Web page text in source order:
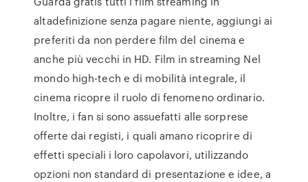
altadefinizione senza pagare niente, aggiungi ai
preferiti da non perdere film del cinema e
anche più vecchi in HD. Film in streaming Nel
mondo high-tech e di mobilità integrale, il
cinema ricopre il ruolo di fenomeno ordinario.
Inoltre, i fan si sono assuefatti alle sorprese
offerte dai registi, i quali amano ricoprire di
effetti speciali i loro capolavori, utilizzando
opzioni non standard di presentazione e idee, a